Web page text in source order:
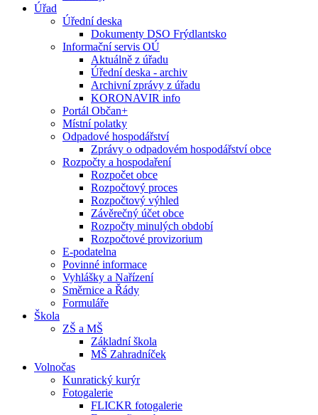
Úřad
Úřední deska
Dokumenty DSO Frýdlantsko
Informační servis OÚ
Aktuálně z úřadu
Úřední deska - archiv
Archivní zprávy z úřadu
KORONAVIR info
Portál Občan+
Místní polatky
Odpadové hospodářství
Zprávy o odpadovém hospodářství obce
Rozpočty a hospodaření
Rozpočet obce
Rozpočtový proces
Rozpočtový výhled
Závěrečný účet obce
Rozpočty minulých období
Rozpočtové provizorium
E-podatelna
Povinné informace
Vyhlášky a Nařízení
Směrnice a Řády
Formuláře
Škola
ZŠ a MŠ
Základní škola
MŠ Zahradníček
Volnočas
Kunratický kurýr
Fotogalerie
FLICKR fotogalerie